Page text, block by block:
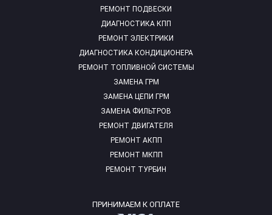
РЕМОНТ ПОДВЕСКИ
ДИАГНОСТИКА КПП
РЕМОНТ ЭЛЕКТРИКИ
ДИАГНОСТИКА КОНДИЦИОНЕРА
РЕМОНТ ТОПЛИВНОЙ СИСТЕМЫ
ЗАМЕНА ГРМ
ЗАМЕНА ЦЕПИ ГРМ
ЗАМЕНА ФИЛЬТРОВ
РЕМОНТ ДВИГАТЕЛЯ
РЕМОНТ АКПП
РЕМОНТ МКПП
РЕМОНТ ТУРБИН
ПРИНИМАЕМ К ОПЛАТЕ